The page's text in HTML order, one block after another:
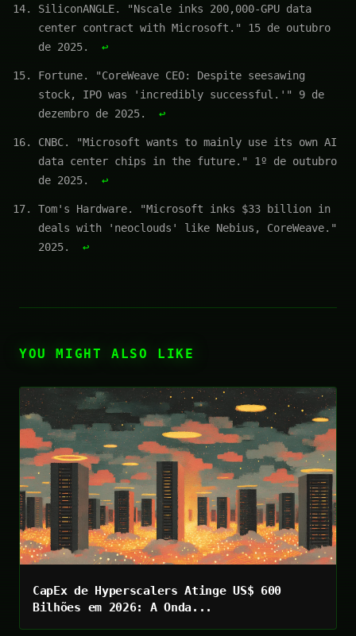
SiliconANGLE. "Nscale inks 200,000-GPU data
center contract with Microsoft." 15 de outubro
de 2025.
↩
Fortune. "CoreWeave CEO: Despite seesawing
stock, IPO was 'incredibly successful.'" 9 de
dezembro de 2025.
↩
CNBC. "Microsoft wants to mainly use its own AI
data center chips in the future." 1º de outubro
de 2025.
↩
Tom's Hardware. "Microsoft inks $33 billion in
deals with 'neoclouds' like Nebius, CoreWeave."
2025.
↩
YOU MIGHT ALSO LIKE
CapEx de Hyperscalers Atinge US$ 600
Bilhões em 2026: A Onda...